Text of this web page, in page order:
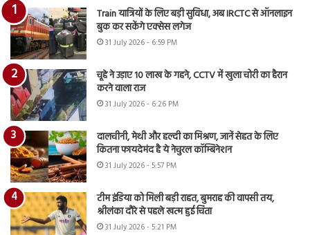
Train यात्रियों के लिए बड़ी सुविधा, अब IRCTC से ऑनलाइन
बुक कर सकेंगे एक्सेस लगेज
31 July 2026 - 6:59 PM
चूहे ने उड़ाए 10 लाख के गहने, CCTV में खुला चोरी का हैरान
करने वाला राज
31 July 2026 - 6:26 PM
दालचीनी, मेथी और हल्दी का मिश्रण, जानें सेहत के लिए
कितना फायदेमंद है ये नेचुरल कॉम्बिनेशन
31 July 2026 - 5:57 PM
टीम इंडिया को मिली बड़ी राहत, बुमराह की वापसी तय,
श्रीलंका दौरे से पहले खत्म हुई चिंता
31 July 2026 - 5:21 PM